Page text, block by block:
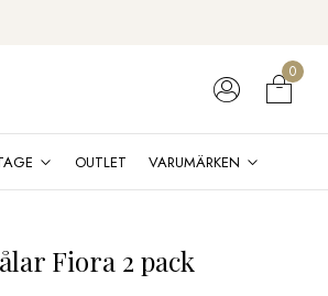
0
OUTLET VARUMÄRKEN
Fiora 2 pack